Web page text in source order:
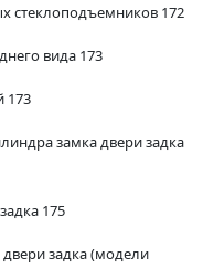
стеклоподъемников 172
вида 173
173
замка двери задка
175
двери задка (модели